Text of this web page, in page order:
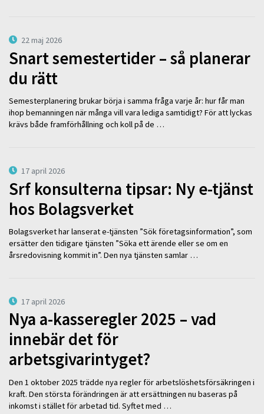
22 maj 2026
Snart semestertider – så planerar
du rätt
Semesterplanering brukar börja i samma fråga varje år: hur får man
ihop bemanningen när många vill vara lediga samtidigt? För att lyckas
krävs både framförhållning och koll på de …
17 april 2026
Srf konsulterna tipsar: Ny e-tjänst
hos Bolagsverket
Bolagsverket har lanserat e-tjänsten ”Sök företagsinformation”, som
ersätter den tidigare tjänsten ”Söka ett ärende eller se om en
årsredovisning kommit in”. Den nya tjänsten samlar …
17 april 2026
Nya a-kasseregler 2025 – vad
innebär det för
arbetsgivarintyget?
Den 1 oktober 2025 trädde nya regler för arbetslöshetsförsäkringen i
kraft. Den största förändringen är att ersättningen nu baseras på
inkomst i stället för arbetad tid. Syftet med …